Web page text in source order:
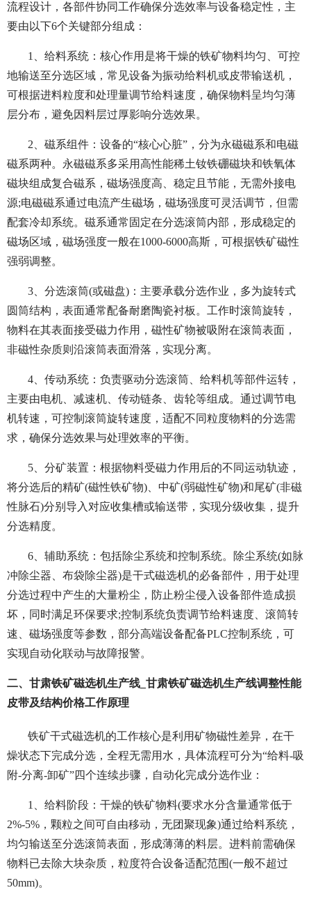
流程设计，各部件协同工作确保分选效率与设备稳定性，主
要由以下6个关键部分组成：
1、给料系统：核心作用是将干燥的铁矿物料均匀、可控
地输送至分选区域，常见设备为振动给料机或皮带输送机，
可根据进料粒度和处理量调节给料速度，确保物料呈均匀薄
层分布，避免因料层过厚影响分选效果。
2、磁系组件：设备的“核心心脏”，分为永磁磁系和电磁
磁系两种。永磁磁系多采用高性能稀土钕铁硼磁块和铁氧体
磁块组成复合磁系，磁场强度高、稳定且节能，无需外接电
源;电磁磁系通过电流产生磁场，磁场强度可灵活调节，但需
配套冷却系统。磁系通常固定在分选滚筒内部，形成稳定的
磁场区域，磁场强度一般在1000-6000高斯，可根据铁矿磁性
强弱调整。
3、分选滚筒(或磁盘)：主要承载分选作业，多为旋转式
圆筒结构，表面通常配备耐磨陶瓷衬板。工作时滚筒旋转，
物料在其表面接受磁力作用，磁性矿物被吸附在滚筒表面，
非磁性杂质则沿滚筒表面滑落，实现分离。
4、传动系统：负责驱动分选滚筒、给料机等部件运转，
主要由电机、减速机、传动链条、齿轮等组成。通过调节电
机转速，可控制滚筒旋转速度，适配不同粒度物料的分选需
求，确保分选效果与处理效率的平衡。
5、分矿装置：根据物料受磁力作用后的不同运动轨迹，
将分选后的精矿(磁性铁矿物)、中矿(弱磁性矿物)和尾矿(非磁
性脉石)分别导入对应收集槽或输送带，实现分级收集，提升
分选精度。
6、辅助系统：包括除尘系统和控制系统。除尘系统(如脉
冲除尘器、布袋除尘器)是干式磁选机的必备部件，用于处理
分选过程中产生的大量粉尘，防止粉尘侵入设备部件造成损
坏，同时满足环保要求;控制系统负责调节给料速度、滚筒转
速、磁场强度等参数，部分高端设备配备PLC控制系统，可
实现自动化联动与故障报警。
二、甘肃铁矿磁选机生产线_甘肃铁矿磁选机生产线调整性能
皮带及结构价格工作原理
铁矿干式磁选机的工作核心是利用矿物磁性差异，在干
燥状态下完成分选，全程无需用水，具体流程可分为“给料-吸
附-分离-卸矿”四个连续步骤，自动化完成分选作业：
1、给料阶段：干燥的铁矿物料(要求水分含量通常低于
2%-5%，颗粒之间可自由移动，无团聚现象)通过给料系统，
均匀输送至分选滚筒表面，形成薄薄的料层。进料前需确保
物料已去除大块杂质，粒度符合设备适配范围(一般不超过
50mm)。